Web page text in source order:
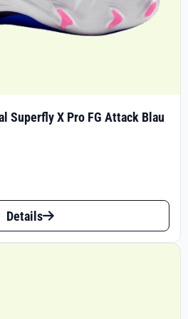
Superfly X Pro FG Attack Blau
Details